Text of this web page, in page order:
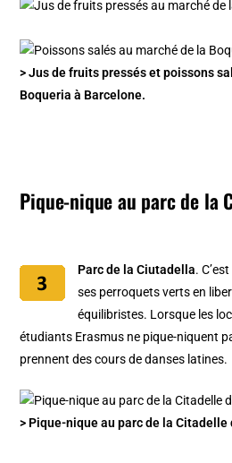
> Jus de fruits pressés et poissons
Boqueria à Barcelone.
Pique-nique au parc de la
Parc de la Ciutadella.
ses perroquets verts en
équilibristes. Lorsque les
étudiants Erasmus ne pique-niquent
prennent des cours de danses latines.
> Pique-nique au parc de la Citadelle